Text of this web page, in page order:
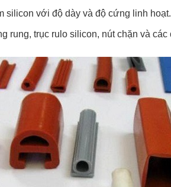
silicon với độ dày và độ cứng linh hoạt.
rung, trục rulo silicon, nút chặn và